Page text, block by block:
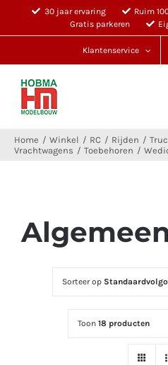
30 jaar ervaring
Ruim
Gratis parkeren
Klantenservice
Home Winkel RC Rijden
Vrachtwagens
Toebehoren
Sorteer op
Toon18 producten